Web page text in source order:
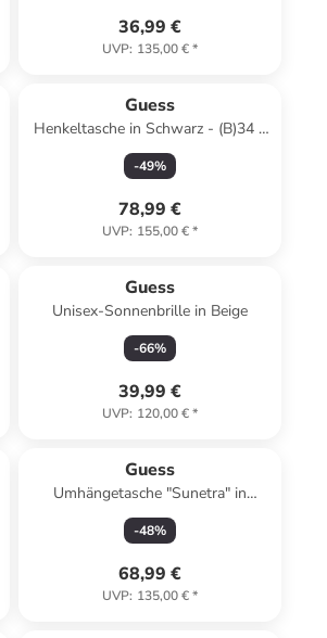
36,99 €
UVP: 135,00 €*
Guess
Henkeltasche in Schwarz - (B)34 x
(H)20 x (T)10 cm
-49%
78,99 €
UVP: 155,00 €*
Guess
Unisex-Sonnenbrille in Beige
-66%
39,99 €
UVP: 120,00 €*
Guess
Umhängetasche "Sunetra" in
Schwarz - (B)27 x (H)16 x (T)6,5 cm
-48%
68,99 €
UVP: 135,00 €*